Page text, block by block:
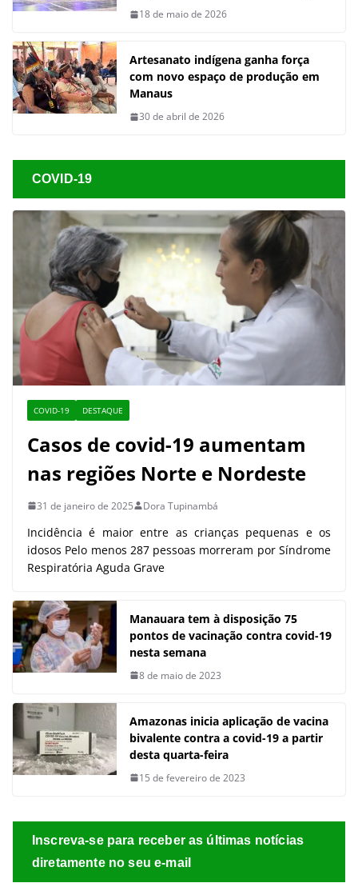
18 de maio de 2026
Artesanato indígena ganha força
com novo espaço de produção em
Manaus
30 de abril de 2026
COVID-19
COVID-19 DESTAQUE
Casos de covid-19 aumentam
nas regiões Norte e Nordeste
31 de janeiro de 2025 Dora Tupinambá
Incidência é maior entre as crianças pequenas e os
idosos Pelo menos 287 pessoas morreram por Síndrome
Respiratória Aguda Grave
Manauara tem à disposição 75
pontos de vacinação contra covid-19
nesta semana
8 de maio de 2023
Amazonas inicia aplicação de vacina
bivalente contra a covid-19 a partir
desta quarta-feira
15 de fevereiro de 2023
Inscreva-se para receber as últimas notícias
diretamente no seu e-mail